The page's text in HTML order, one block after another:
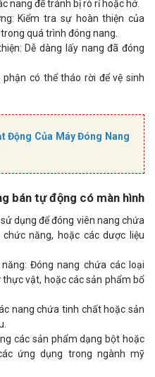
nang để tránh bị rò rỉ hoặc hở.
Kiểm tra sự hoàn thiện của
quá trình đóng nang.
Dễ dàng lấy nang đã đóng
phận có thể tháo rời để vệ sinh
Động Của Máy Đóng Nang
bán tự động có màn hình
dụng để đóng viên nang chứa
năng, hoặc các dược liệu
Đóng nang chứa các loại
vật, hoặc các sản phẩm bổ
nang chứa tinh chất hoặc sản
các sản phẩm dạng bột hoặc
ứng dụng trong ngành mỹ